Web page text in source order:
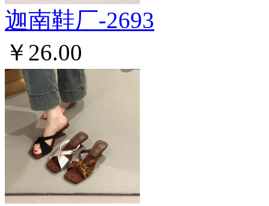
迦南鞋厂-2693
￥26.00